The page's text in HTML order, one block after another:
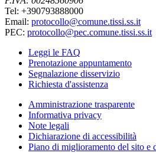
Tel: +390793888000
Email: protocollo@comune.tissi.ss.it
PEC: protocollo@pec.comune.tissi.ss.it
Leggi le FAQ
Prenotazione appuntamento
Segnalazione disservizio
Richiesta d'assistenza
Amministrazione trasparente
Informativa privacy
Note legali
Dichiarazione di accessibilità
Piano di miglioramento del sito e